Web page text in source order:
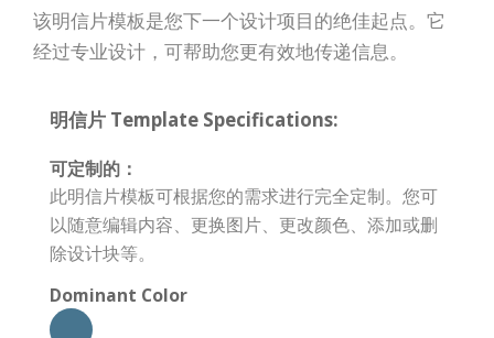
该明信片模板是您下一个设计项目的绝佳起点。它
经过专业设计，可帮助您更有效地传递信息。
明信片 Template Specifications:
可定制的：
此明信片模板可根据您的需求进行完全定制。您可
以随意编辑内容、更换图片、更改颜色、添加或删
除设计块等。
Dominant Color